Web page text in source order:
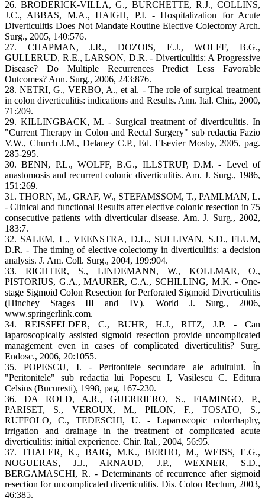
26. BRODERICK-VILLA, G., BURCHETTE, R.J., COLLINS,
J.C., ABBAS, M.A., HAIGH, P.I. - Hospitalization for Acute
Diverticulitis Does Not Mandate Routine Elective Colectomy Arch.
Surg., 2005, 140:576.
27. CHAPMAN, J.R., DOZOIS, E.J., WOLFF, B.G.,
GULLERUD, R.E., LARSON, D.R. - Diverticulitis: A Progressive
Disease? Do Multiple Recurrences Predict Less Favorable
Outcomes? Ann. Surg., 2006, 243:876.
28. NETRI, G., VERBO, A., et al. - The role of surgical treatment
in colon diverticulitis: indications and Results. Ann. Ital. Chir., 2000,
71:209.
29. KILLINGBACK, M. - Surgical treatment of diverticulitis. In
"Current Therapy in Colon and Rectal Surgery" sub redactia Fazio
V.W., Church J.M., Delaney C.P., Ed. Elsevier Mosby, 2005, pag.
285-295.
30. BENN, P.L., WOLFF, B.G., ILLSTRUP, D.M. - Level of
anastomosis and recurrent colonic diverticulitis. Am. J. Surg., 1986,
151:269.
31. THORN, M., GRAF, W., STEFAMSSOM, T., PAMLMAN, L.
- Clinical and functional Results after elective colonic resection in 75
consecutive patients with diverticular disease. Am. J. Surg., 2002,
183:7.
32. SALEM, L., VEENSTRA, D.L., SULLIVAN, S.D., FLUM,
D.R. - The timing of elective colectomy in diverticulitis: a decision
analysis. J. Am. Coll. Surg., 2004, 199:904.
33. RICHTER, S., LINDEMANN, W., KOLLMAR, O.,
PISTORIUS, G.A., MAURER, C.A., SCHILLING, M.K. - One-
stage Sigmoid Colon Resection for Perforated Sigmoid Diverticulitis
(Hinchey Stages III and IV). World J. Surg., 2006,
www.springerlink.com.
34. REISSFELDER, C., BUHR, H.J., RITZ, J.P. - Can
laparoscopically assisted sigmoid resection provide uncomplicated
management even in cases of complicated diverticulitis? Surg.
Endosc., 2006, 20:1055.
35. POPESCU, I. - Peritonitele secundare ale adultului. În
"Peritonitele" sub redactia lui Popescu I, Vasilescu C. Editura
Celsius (Bucuresti), 1998, pag. 167-230.
36. DA ROLD, A.R., GUERRIERO, S., FIAMINGO, P.,
PARISET, S., VEROUX, M., PILON, F., TOSATO, S.,
RUFFOLO, C., TEDESCHI, U. - Laparoscopic colorrhaphy,
irrigation and drainage in the treatment of complicated acute
diverticulitis: initial experience. Chir. Ital., 2004, 56:95.
37. THALER, K., BAIG, M.K., BERHO, M., WEISS, E.G.,
NOGUERAS, J.J., ARNAUD, J.P., WEXNER, S.D.,
BERGAMASCHI, R. - Determinants of recurrence after sigmoid
resection for uncomplicated diverticulitis. Dis. Colon Rectum, 2003,
46:385.